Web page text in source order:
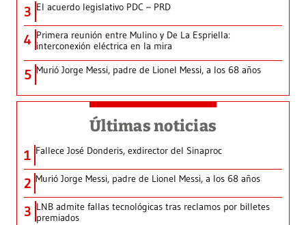
3 El acuerdo legislativo PDC – PRD
4 Primera reunión entre Mulino y De La Espriella:
interconexión eléctrica en la mira
5 Murió Jorge Messi, padre de Lionel Messi, a los 68 años
Últimas noticias
1 Fallece José Donderis, exdirector del Sinaproc
2 Murió Jorge Messi, padre de Lionel Messi, a los 68 años
3 LNB admite fallas tecnológicas tras reclamos por billetes
premiados